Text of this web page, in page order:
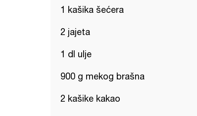
1 kašika šećera
2 jajeta
1 dl ulje
900 g mekog brašna
2 kašike kakao